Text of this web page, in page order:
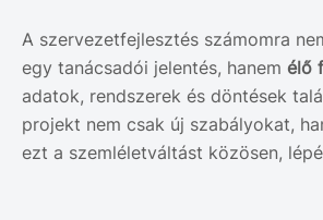
A szervezetfejlesztés számomra
egy tanácsadói jelentés, hanem élő
adatok, rendszerek és döntések
projekt nem csak új szabályokat,
ezt a szemléletváltást közösen,